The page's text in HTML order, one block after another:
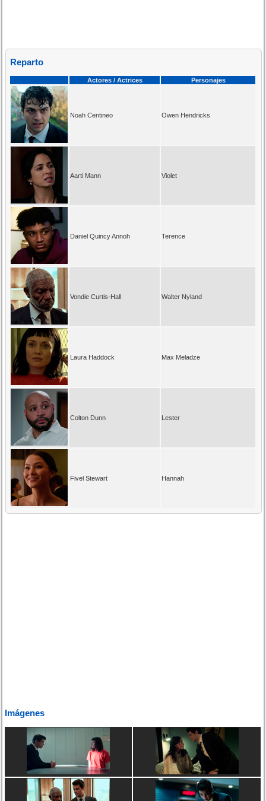
Reparto
Actores / Actrices Personajes
Noah Centineo Owen Hendricks
Aarti Mann Violet
Daniel Quincy Annoh Terence
Vondie Curtis-Hall Walter Nyland
Laura Haddock Max Meladze
Colton Dunn Lester
Fivel Stewart Hannah
Imágenes